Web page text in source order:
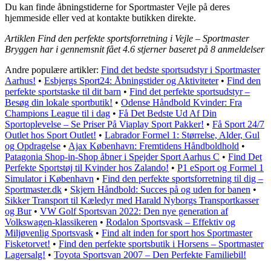
Du kan finde åbningstiderne for Sportmaster Vejle på deres
hjemmeside eller ved at kontakte butikken direkte.
Artiklen Find den perfekte sportsforretning i Vejle – Sportmaster
Bryggen har i gennemsnit fået4.6 stjerner baseret på 8 anmeldelser
Andre populære artikler: Find det bedste sportsudstyr i Sportmaster
Aarhus! • Esbjergs Sport24: Åbningstider og Aktiviteter• Find den
perfekte sportstaske til dit barn • Find det perfekte sportsudstyr –
Besøg din lokale sportbutik! • Odense Håndbold Kvinder: Fra
Champions League til i dag • Få Det Bedste Ud Af Din
Sportoplevelse – Se Priser På Viaplay Sport Pakker! • Få Sport 24/7
Outlet hos Sport Outlet! • Labrador Formel 1: Størrelse, Alder, Gul
og Opdragelse • Ajax København: Fremtidens Håndboldhold •
Patagonia Shop-in-Shop åbner i Spejder Sport Aarhus C • Find Det
Perfekte Sportstøj til Kvinder hos Zalando! • P1 eSport og Formel 1
Simulator i København • Find den perfekte sportsforretning til dig –
Sportmaster.dk • Skjern Håndbold: Succes på og uden for banen •
Sikker Transport til Kæledyr med Harald Nyborgs Transportkasser
og Bur• VW Golf Sportsvan 2022: Den nye generation af
Volkswagen-klassikeren • Rodalon Sportsvask – Effektiv og
Miljøvenlig Sportsvask • Find alt inden for sport hos Sportmaster
Fisketorvet! • Find den perfekte sportsbutik i Horsens – Sportmaster
Lagersalg! • Toyota Sportsvan 2007 – Den Perfekte Familiebil!